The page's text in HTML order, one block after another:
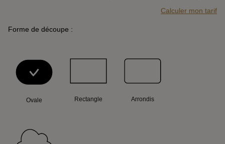
Calculer mon tarif
Forme de découpe :
Ovale Rectangle Arrondis